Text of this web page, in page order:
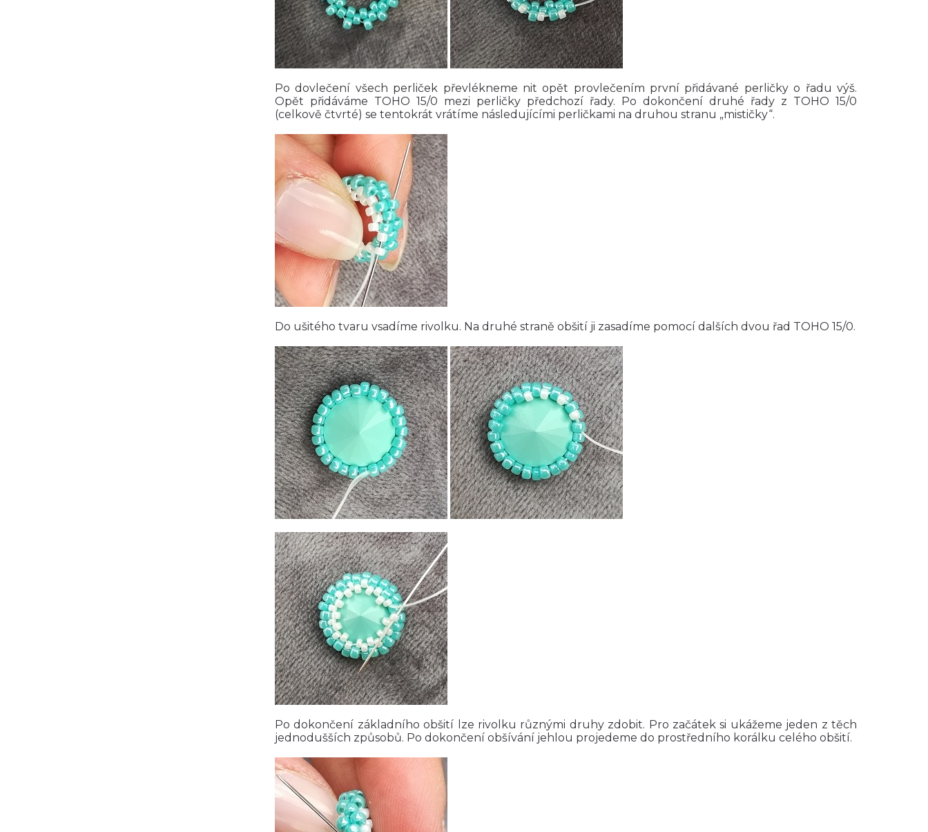
Po dovlečení všech perliček převlékneme nit opět provlečením první přidávané perličky o řadu výš.
Opět přidáváme TOHO 15/0 mezi perličky předchozí řady. Po dokončení druhé řady z TOHO 15/0
(celkově čtvrté) se tentokrát vrátíme následujícími perličkami na druhou stranu „mističky“.
Do ušitého tvaru vsadíme rivolku. Na druhé straně obšití ji zasadíme pomocí dalších dvou řad TOHO 15/0.
Po dokončení základního obšití lze rivolku různými druhy zdobit. Pro začátek si ukážeme jeden z těch
jednodušších způsobů. Po dokončení obšívání jehlou projedeme do prostředního korálku celého obšití.